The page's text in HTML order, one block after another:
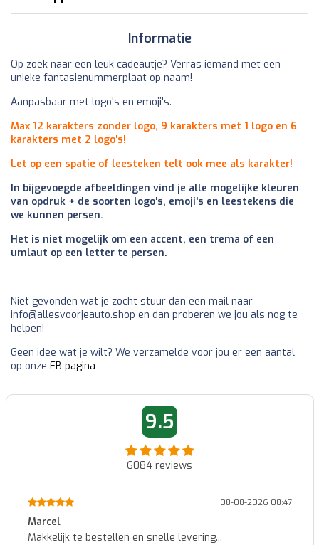
Informatie
Op zoek naar een leuk cadeautje? Verras iemand met een
unieke fantasienummerplaat op naam!
Aanpasbaar met logo's en emoji's.
Max 12 karakters zonder logo, 9 karakters met 1 logo en 6
karakters met 2 logo's!
Let op een spatie of leesteken telt ook mee als karakter!
In bijgevoegde afbeeldingen vind je alle mogelijke kleuren
van opdruk + de soorten logo's, emoji's en leestekens die
we kunnen persen.
Het is niet mogelijk om een accent, een trema of een
umlaut op een letter te persen.
Niet gevonden wat je zocht stuur dan een mail naar
info@allesvoorjeauto.shop en dan proberen we jou als nog te
helpen!
Geen idee wat je wilt? We verzamelde voor jou er een aantal
op onze FB pagina
9.5
6084 reviews
08-08-2026 08:47
Marcel
Makkelijk te bestellen en snelle levering...